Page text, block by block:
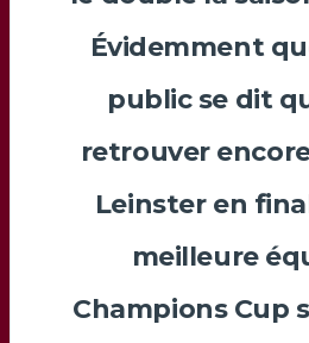
Évidemment
public se dit
retrouver
Leinster en
meilleure
Champions Cup